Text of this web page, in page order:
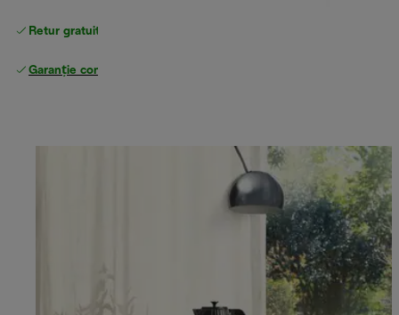
Retur gratuit
Garanție completă